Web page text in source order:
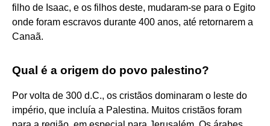
filho de Isaac, e os filhos deste, mudaram-se para o Egito
onde foram escravos durante 400 anos, até retornarem a
Canaã.
Qual é a origem do povo palestino?
Por volta de 300 d.C., os cristãos dominaram o leste do
império, que incluía a Palestina. Muitos cristãos foram